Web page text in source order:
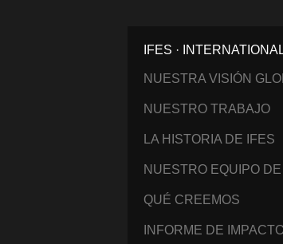
IFES ·
NUESTRA VISIÓN
NUESTRO TRABAJO
LA HISTORIA DE IFES
NUESTRO EQUIPO DE
QUÉ CREEMOS
INFORME DE